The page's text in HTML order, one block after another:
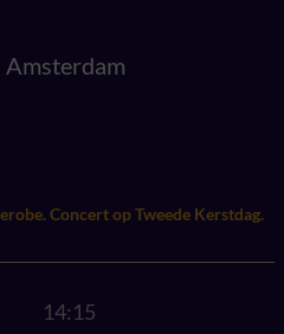
Concert op Tweede Kerstdag.
14:15